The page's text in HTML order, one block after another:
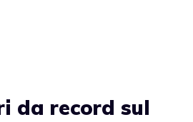
da record sul